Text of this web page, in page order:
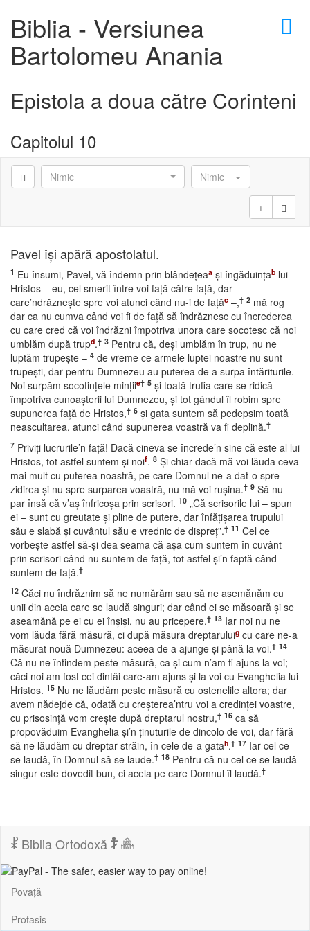
×
Biblia - Versiunea
Bartolomeu Anania
Epistola a doua către Corinteni
Capitolul 10
Nimic Nimic
Pavel îşi apără apostolatul.
1 Eu însumi, Pavel, vă îndemn prin blândeţeaa şi îngăduinţab lui
Hristos – eu, cel smerit între voi faţă către faţă, dar
care’ndrăzneşte spre voi atunci când nu-i de faţăc –,† 2 mă rog
dar ca nu cumva când voi fi de faţă să îndrăznesc cu încrederea
cu care cred că voi îndrăzni împotriva unora care socotesc că noi
umblăm după trupd.† 3 Pentru că, deşi umblăm în trup, nu ne
luptăm trupeşte – 4 de vreme ce armele luptei noastre nu sunt
trupeşti, dar pentru Dumnezeu au puterea de a surpa întăriturile.
Noi surpăm socotinţele minţiie† 5 şi toată trufia care se ridică
împotriva cunoaşterii lui Dumnezeu, şi tot gândul îl robim spre
supunerea faţă de Hristos,† 6 şi gata suntem să pedepsim toată
neascultarea, atunci când supunerea voastră va fi deplină.†
7 Priviţi lucrurile’n faţă! Dacă cineva se încrede’n sine că este al lui
Hristos, tot astfel suntem şi noif. 8 Şi chiar dacă mă voi lăuda ceva
mai mult cu puterea noastră, pe care Domnul ne-a dat-o spre
zidirea şi nu spre surparea voastră, nu mă voi ruşina.† 9 Să nu
par însă că v’aş înfricoşa prin scrisori. 10 „Că scrisorile lui – spun
ei – sunt cu greutate şi pline de putere, dar înfăţişarea trupului
său e slabă şi cuvântul său e vrednic de dispreţ”.† 11 Cel ce
vorbeşte astfel să-şi dea seama că aşa cum suntem în cuvânt
prin scrisori când nu suntem de faţă, tot astfel şi’n faptă când
suntem de faţă.†
12 Căci nu îndrăznim să ne numărăm sau să ne asemănăm cu
unii din aceia care se laudă singuri; dar când ei se măsoară şi se
aseamănă pe ei cu ei înşişi, nu au pricepere.† 13 Iar noi nu ne
vom lăuda fără măsură, ci după măsura dreptaruluig cu care ne-a
măsurat nouă Dumnezeu: aceea de a ajunge şi până la voi.† 14
Că nu ne întindem peste măsură, ca şi cum n’am fi ajuns la voi;
căci noi am fost cei dintâi care-am ajuns şi la voi cu Evanghelia lui
Hristos. 15 Nu ne lăudăm peste măsură cu ostenelile altora; dar
avem nădejde că, odată cu creşterea’ntru voi a credinţei voastre,
cu prisosinţă vom creşte după dreptarul nostru,† 16 ca să
propovăduim Evanghelia şi’n ţinuturile de dincolo de voi, dar fără
să ne lăudăm cu dreptar străin, în cele de-a gatah.† 17 Iar cel ce
se laudă, în Domnul să se laude.† 18 Pentru că nu cel ce se laudă
singur este dovedit bun, ci acela pe care Domnul îl laudă.†
Biblia Ortodoxă
Povață
Profasis